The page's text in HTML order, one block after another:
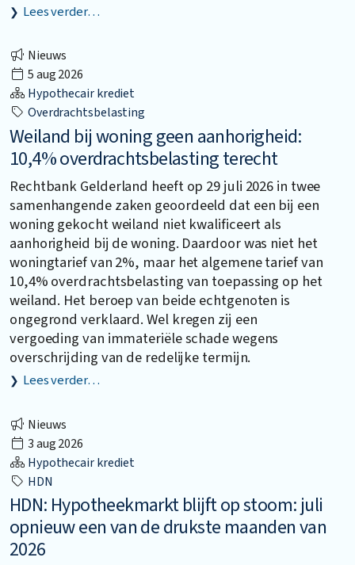
Lees verder…
Nieuws
5 aug 2026
Hypothecair krediet
Overdrachtsbelasting
Weiland bij woning geen aanhorigheid:
10,4% overdrachtsbelasting terecht
Rechtbank Gelderland heeft op 29 juli 2026 in twee
samenhangende zaken geoordeeld dat een bij een
woning gekocht weiland niet kwalificeert als
aanhorigheid bij de woning. Daardoor was niet het
woningtarief van 2%, maar het algemene tarief van
10,4% overdrachtsbelasting van toepassing op het
weiland. Het beroep van beide echtgenoten is
ongegrond verklaard. Wel kregen zij een
vergoeding van immateriële schade wegens
overschrijding van de redelijke termijn.
Lees verder…
Nieuws
3 aug 2026
Hypothecair krediet
HDN
HDN: Hypotheekmarkt blijft op stoom: juli
opnieuw een van de drukste maanden van
2026